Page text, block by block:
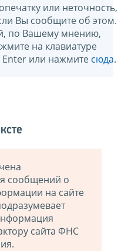
или неточность,
Вы сообщите об этом.
по Вашему мнению,
на клавиатуре
или нажмите сюда.
сообщений о
на сайте
сайта ФНС